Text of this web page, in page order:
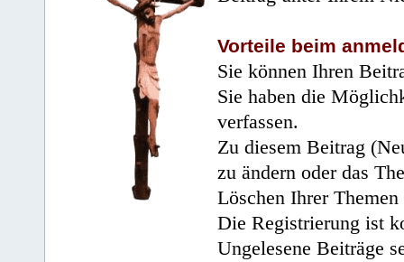
Vorteile beim
Sie können Ihren
Sie haben die
verfassen.
Zu diesem Beitrag
zu ändern oder das
Löschen Ihrer
Die Registrierung ist
Ungelesene Beiträge